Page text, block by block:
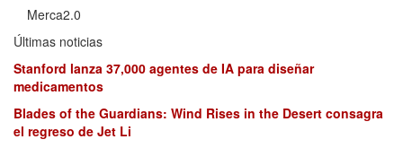
Merca2.0
Últimas noticias
Stanford lanza 37,000 agentes de IA para diseñar
medicamentos
Blades of the Guardians: Wind Rises in the Desert consagra
el regreso de Jet Li